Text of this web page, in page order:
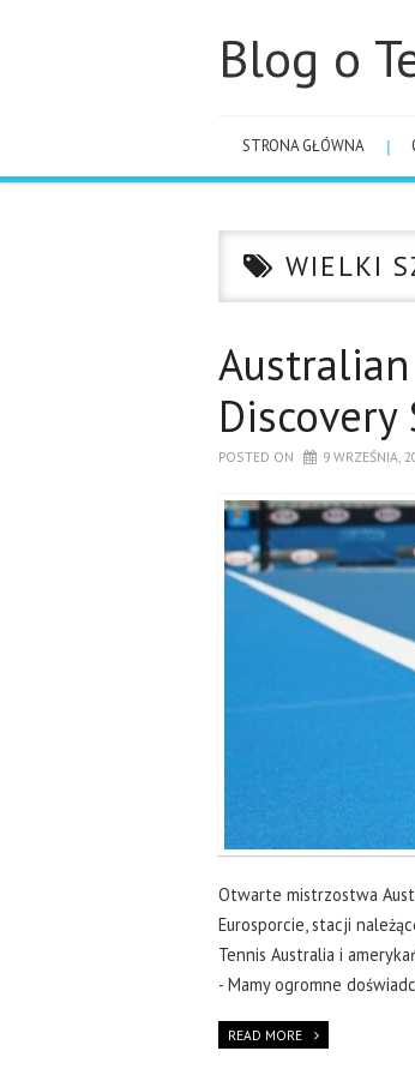
Blog o
STRONA GŁÓWNA
WIELKI
Discovery
POSTED ON 9 WRZEŚNIA,
Otwarte mistrzostwa
Eurosporcie, stacji
Tennis Australia i
- Mamy ogromne
READ MORE